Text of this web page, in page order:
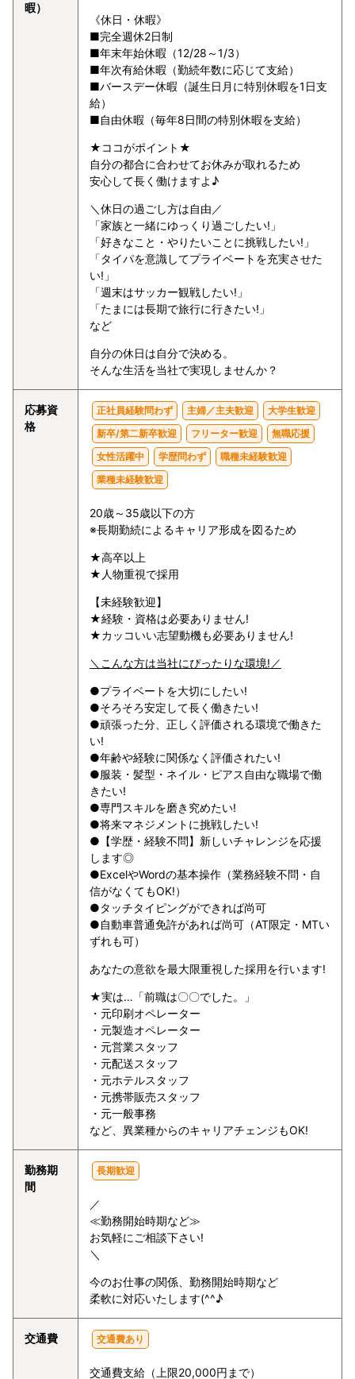
暇）
《休日・休暇》
■完全週休2日制
■年末年始休暇（12/28～1/3）
■年次有給休暇（勤続年数に応じて支給）
■バースデー休暇（誕生日月に特別休暇を1日支
給）
■自由休暇（毎年8日間の特別休暇を支給）
★ココがポイント★
自分の都合に合わせてお休みが取れるため
安心して長く働けますよ♪
＼休日の過ごし方は自由／
「家族と一緒にゆっくり過ごしたい!」
「好きなこと・やりたいことに挑戦したい!」
「タイパを意識してプライベートを充実させた
い!」
「週末はサッカー観戦したい!」
「たまには長期で旅行に行きたい!」
など
自分の休日は自分で決める。
そんな生活を当社で実現しませんか？
応募資
格
正社員経験問わず 主婦／主夫歓迎
大学生歓迎
新卒/第二新卒歓迎
フリーター歓迎
無職応援
女性活躍中
学歴問わず
職種未経験歓迎
業種未経験歓迎
20歳～35歳以下の方
※長期勤続によるキャリア形成を図るため
★高卒以上
★人物重視で採用
【未経験歓迎】
★経験・資格は必要ありません!
★カッコいい志望動機も必要ありません!
＼こんな方は当社にぴったりな環境!／
●プライベートを大切にしたい!
●そろそろ安定して長く働きたい!
●頑張った分、正しく評価される環境で働きた
い!
●年齢や経験に関係なく評価されたい!
●服装・髪型・ネイル・ピアス自由な職場で働
きたい!
●専門スキルを磨き究めたい!
●将来マネジメントに挑戦したい!
●【学歴・経験不問】新しいチャレンジを応援
します◎
●ExcelやWordの基本操作（業務経験不問・自
信がなくてもOK!）
●タッチタイピングができれば尚可
●自動車普通免許があれば尚可（AT限定・MTい
ずれも可）
あなたの意欲を最大限重視した採用を行います!
★実は…「前職は〇〇でした。」
・元印刷オペレーター
・元製造オペレーター
・元営業スタッフ
・元配送スタッフ
・元ホテルスタッフ
・元携帯販売スタッフ
・元一般事務
など、異業種からのキャリアチェンジもOK!
勤務期
間
長期歓迎
／
≪勤務開始時期など≫
お気軽にご相談下さい!
＼
今のお仕事の関係、勤務開始時期など
柔軟に対応いたします(^^♪
交通費 交通費あり
交通費支給（上限20,000円まで）